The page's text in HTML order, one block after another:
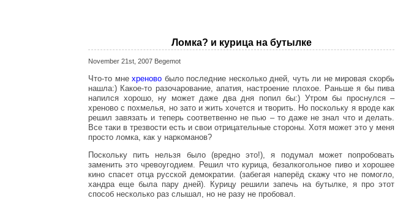
Ломка? и курица на бутылке
November 21st, 2007 Begemot
Что-то мнехреново было последние несколько дней, чуть ли не мировая скорбь
нашла:) Какое-то разочарование, апатия, настроение плохое. Раньше я бы пива
напился хорошо, ну может даже два дня попил бы:) Утром бы проснулся –
хреново с похмелья, но зато и жить хочется и творить. Но поскольку я вроде как
решил завязать и теперь соответвенно не пью – то даже не знал что и делать.
Все таки в трезвости есть и свои отрицательные стороны. Хотя может это у меня
просто ломка, как у наркоманов?
Поскольку пить нельзя было (вредно это!), я подумал может попробовать
заменить это чревоугодием. Решил что курица, безалкогольное пиво и хорошее
кино спасет отца русской демократии. (забегая наперёд скажу что не помогло,
хандра еще была пару дней). Курицу решили запечь на бутылке, я про этот
способ несколько раз слышал, но не разу не пробовал.